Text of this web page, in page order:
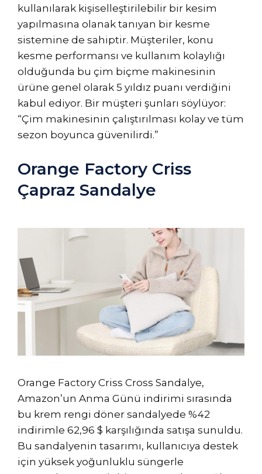
kullanılarak kişiselleştirilebilir bir kesim
yapılmasına olanak tanıyan bir kesme
sistemine de sahiptir. Müşteriler, konu
kesme performansı ve kullanım kolaylığı
olduğunda bu çim biçme makinesinin
ürüne genel olarak 5 yıldız puanı verdiğini
kabul ediyor. Bir müşteri şunları söylüyor:
“Çim makinesinin çalıştırılması kolay ve tüm
sezon boyunca güvenilirdi.”
Orange Factory Criss
Çapraz Sandalye
Orange Factory Criss Cross Sandalye,
Amazon’un Anma Günü indirimi sırasında
bu krem ​​rengi döner sandalyede %42
indirimle 62,96 $ karşılığında satışa sunuldu.
Bu sandalyenin tasarımı, kullanıcıya destek
için yüksek yoğunluklu süngerle